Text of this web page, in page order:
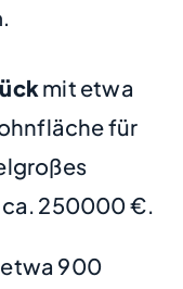
mit etwa
für
250000 €.
900